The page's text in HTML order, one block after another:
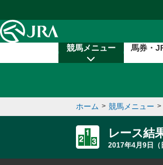
競馬メニュー 馬券・
ホーム > 競馬メニュー >
レース結
2017年4月9日（